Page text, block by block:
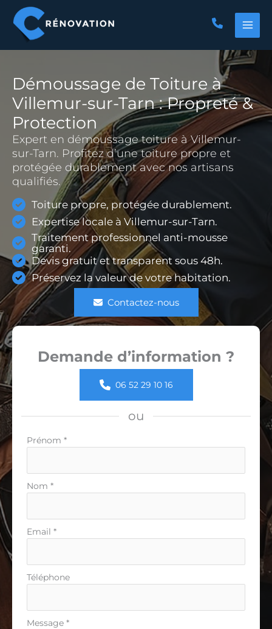
contenu
Démoussage de Toiture à
Villemur-sur-Tarn : Propreté &
Protection
Expert en démoussage toiture à Villemur-
sur-Tarn. Profitez d’une toiture propre et
protégée durablement avec nos artisans
qualifiés.
Toiture propre, protégée durablement.
Expertise locale à Villemur-sur-Tarn.
Traitement professionnel anti-mousse
garanti.
Devis gratuit et transparent sous 48h.
Préservez la valeur de votre habitation.
Contactez-nous
Demande d’information ?
06 52 29 10 16
ou
Formulaire
Prénom *
Nom *
Email *
Téléphone
Message *